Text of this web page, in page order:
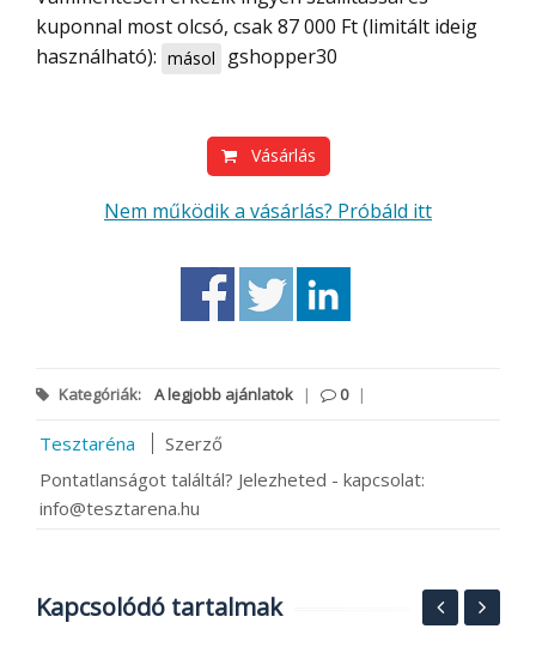
kuponnal most olcsó, csak 87 000 Ft (limitált ideig
használható): másol gshopper30
Vásárlás
Nem működik a vásárlás? Próbáld itt
Kategóriák: A legjobb ajánlatok | 0 |
Tesztaréna
Szerző
Pontatlanságot találtál? Jelezheted - kapcsolat:
info@tesztarena.hu
Kapcsolódó tartalmak